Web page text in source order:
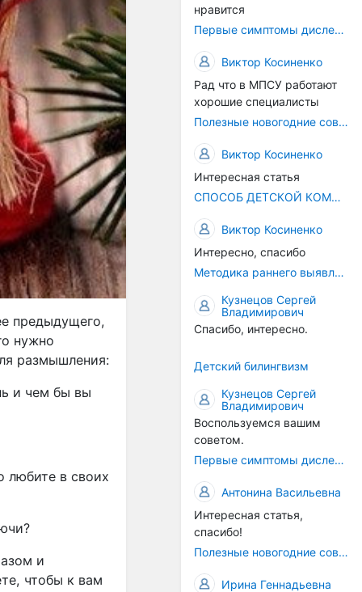
предыдущего,
нужно
размышления:
и чем бы вы
любите в своих
и
чтобы к вам
нравится
Первые симптомы дислексии
Виктор Косиненко
Рад что в МПСУ работают
хорошие специалисты
Полезные новогодние советы
Виктор Косиненко
Интересная статья
СПОСОБ ДЕТСКОЙ КОММУНИКАЦИИ – РЕЧЬ!
Виктор Косиненко
Интересно, спасибо
Методика раннего выявления предрасположенности к дислексии
Кузнецов Сергей
Владимирович
Спасибо, интересно.
Детский билингвизм
Кузнецов Сергей
Владимирович
Воспользуемся вашим
советом.
Первые симптомы дислексии
Антонина Васильевна
Интересная статья,
спасибо!
Полезные новогодние советы
Ирина Геннадьевна